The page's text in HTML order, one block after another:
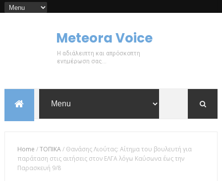
Meteora Voice
Η αδιάλειπτη και απρόσκοπτη
ενημέρωση σας...
Home /ΤΟΠΙΚΑ/ Θανάσης Λιούτας: Αίτημα του βουλευτή για
παράταση στις αιτήσεις στον ΕΛΓΑ λόγω Καύσωνα έως την
Παρασκευή 9/8